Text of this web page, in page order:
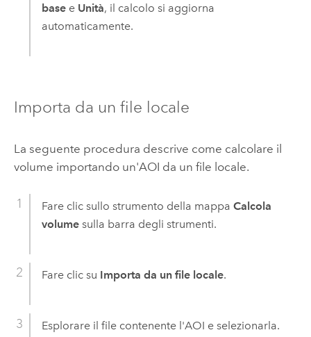
basee Unità, il calcolo si aggiorna
automaticamente.
Importa da un file locale
La seguente procedura descrive come calcolare il
volume importando un'AOI da un file locale.
Fare clic sullo strumento della mappa Calcola
volumesulla barra degli strumenti.
Fare clic su Importa da un file locale.
Esplorare il file contenente l'AOI e selezionarla.